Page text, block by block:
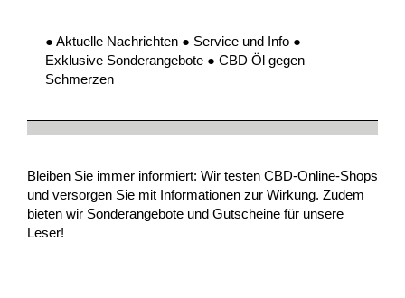
● Aktuelle Nachrichten ● Service und Info ●
Exklusive Sonderangebote ● CBD Öl gegen
Schmerzen
Bleiben Sie immer informiert: Wir testen CBD-Online-Shops
und versorgen Sie mit Informationen zur Wirkung. Zudem
bieten wir Sonderangebote und Gutscheine für unsere
Leser!